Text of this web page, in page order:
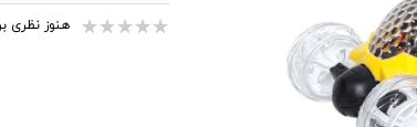
هنوز نظری